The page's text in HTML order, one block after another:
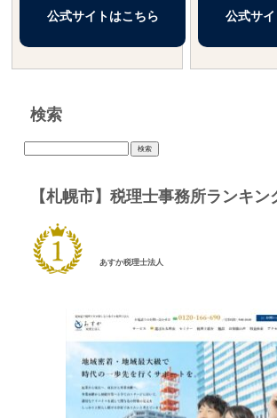
公式サイトはこちら 公式サ
検索
索:
【札幌市】税理士事務所ランキン
あすか税理士法人